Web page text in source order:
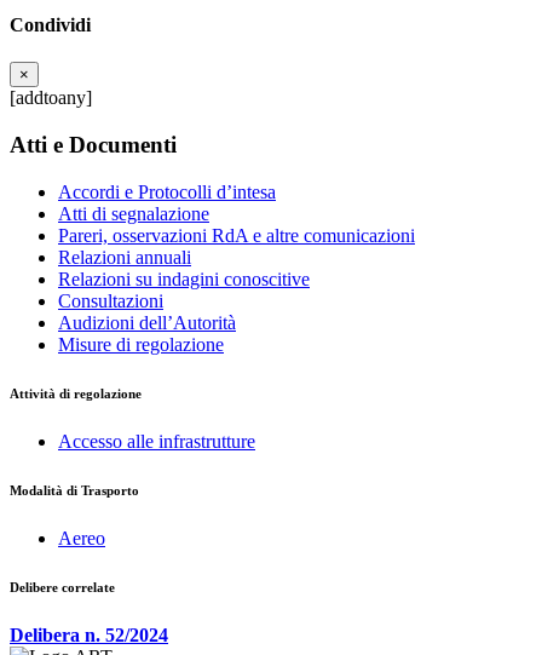
Condividi
×
[addtoany]
Atti e Documenti
Accordi e Protocolli d’intesa
Atti di segnalazione
Pareri, osservazioni RdA e altre comunicazioni
Relazioni annuali
Relazioni su indagini conoscitive
Consultazioni
Audizioni dell’Autorità
Misure di regolazione
Attività di regolazione
Accesso alle infrastrutture
Modalità di Trasporto
Aereo
Delibere correlate
Delibera n. 52/2024